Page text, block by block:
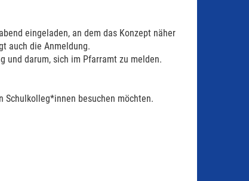
eingeladen, an dem das Konzept näher
auch die Anmeldung.
und darum, sich im Pfarramt zu melden.
besuchen möchten.